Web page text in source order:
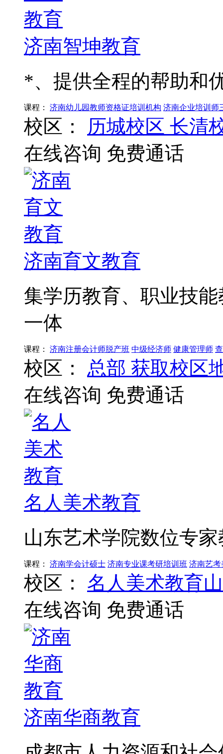
济南智坤教育
*、提供全程的帮助和
课程： 济南幼儿园教师资格证培训机构 济南企业培训师
校区： 历城校区 长清
在线咨询 免费通话
济南育文教育
集学历教育、职业技
一体
课程： 济南注册会计师脱产班 中级经济师 健康管理师
校区： 总部 获取校区
在线咨询 免费通话
名人美术教育
山东艺术学院数位专
课程： 济南学会计硕士 济南专业课考研培训班 济南艺考
校区：
名人美术教育
在线咨询 免费通话
济南华商教育